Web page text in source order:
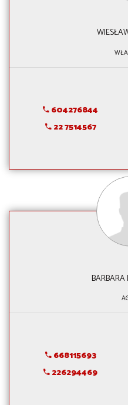
604276844
22 7514567
BARBARA
668115693
226294469